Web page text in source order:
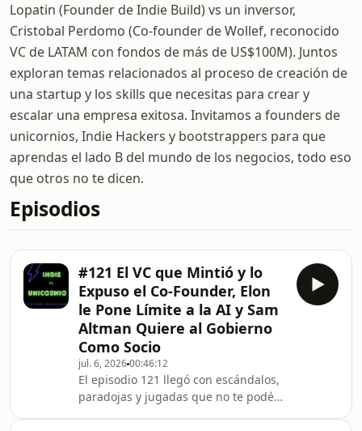
Lopatin (Founder de Indie Build) vs un inversor,
Cristobal Perdomo (Co-founder de Wollef, reconocido
VC de LATAM con fondos de más de US$100M). Juntos
exploran temas relacionados al proceso de creación de
una startup y los skills que necesitas para crear y
escalar una empresa exitosa. Invitamos a founders de
unicornios, Indie Hackers y bootstrappers para que
aprendas el lado B del mundo de los negocios, todo eso
que otros no te dicen.
Episodios
#121 El VC que Mintió y lo
Expuso el Co-Founder, Elon
le Pone Límite a la AI y Sam
Altman Quiere al Gobierno
Como Socio
jul. 6, 202600:46:12
El episodio 121 llegó con escándalos,
paradojas y jugadas que no te podés